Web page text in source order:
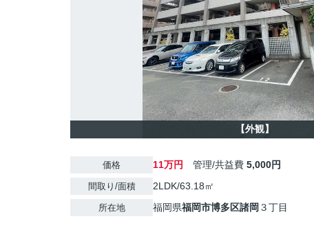
【外観】
価格 11万円 管理/共益費 5,000円
間取り/面積 2LDK/63.18㎡
所在地 福岡県福岡市博多区諸岡 ３丁目